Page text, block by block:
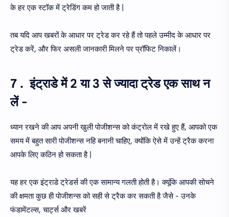
के हर एक स्टॉक में ट्रेडिंग कम हो जाती है |
तब यदि आप खबरों के आधार पर ट्रेड कर रहे हैं तो पहले उम्मीद के आधार पर
ट्रेड करें, और फिर असली जानकारी मिलने पर प्रॉफिट निकालें।
7 . इंट्राडे में 2 या 3 से ज्यादा ट्रेड एक साथ न
लें -
ध्यान रखने की आप अपनी खुली पोजीशन्स को कंट्रोल में रखे हुए हैं, आपको एक
समय में बहुत सारी पोजीशन्स नहि बनानी चाहिए, क्योंकि ऐसे में उन्हें ट्रैक करना
आपके लिए कठिन हो सकता है |
यह हर एक इंट्राडे ट्रेडर्स की एक सामान्य गलती होती है। क्यूंकि आपकी सोचने
की क्षमता कुछ ही पोजीशन्स को सही से ट्रैक कर सकती है जैसे - उनके
फंडामेंटल्स, चार्ट्स और खबरें